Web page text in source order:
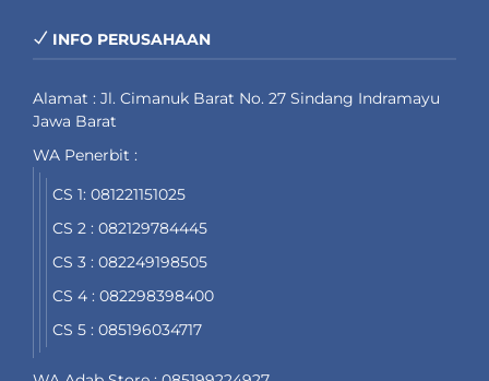
INFO PERUSAHAAN
Alamat : Jl. Cimanuk Barat No. 27 Sindang Indramayu
Jawa Barat
WA Penerbit :
CS 1: 081221151025
CS 2 : 082129784445
CS 3 : 082249198505
CS 4 : 082298398400
CS 5 : 085196034717